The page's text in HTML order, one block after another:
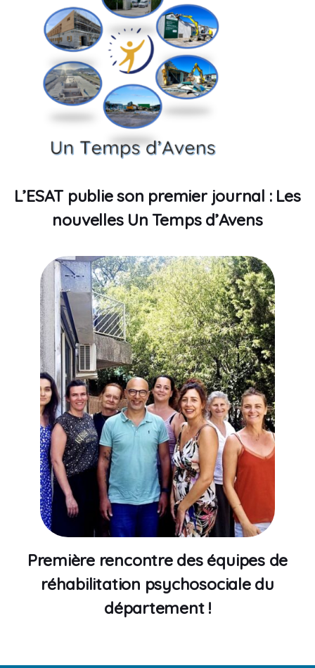
L’ESAT publie son premier journal : Les
nouvelles Un Temps d’Avens
Première rencontre des équipes de
réhabilitation psychosociale du
département !